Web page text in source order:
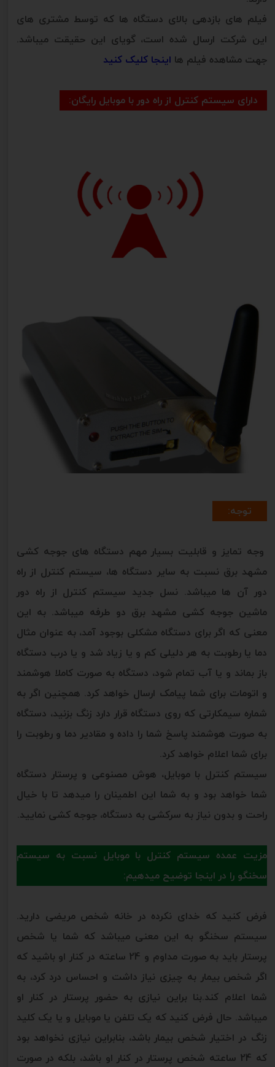
فیلم های بازدهی بالای دستگاه ها که توسط مشتری های
این شرکت ارسال شده است، گویای این حقیقت میباشد.
جهت مشاهده فیلم ها اینجا کلیک کنید
دارای سیستم کنترل از راه دور با موبایل رایگان:
توجه:
وجه تمایز و قابلیت بسیار مهم دستگاه های جوجه کشی
مشهد برق نسبت به سایر دستگاه ها، سیستم کنترل از راه
دور آن ها میباشد. نسل جدید سیستم کنترل از راه دور
ماشین جوجه کشی مشهد برق دو طرفه میباشد. به این
معنی که اگر برای دستگاه مشکلی بوجود آمد، به عنوان مثال
دما یا رطوبت به هر دلیلی کم و یا زیاد شد و یا درب دستگاه
باز بماند و یا آب تمام شود، دستگاه به صورت کاملا هوشمند
و اتومات برای شما پیامک ارسال خواهد کرد. همچنین اگر به
شماره سیمکارتی که روی دستگاه قرار دارد زنگ بزنید، دستگاه
به صورت هوشمند پاسخ شما را داده و مقادیر دما و رطوبت را
برای شما اعلام خواهد کرد.
سیستم کنترل با موبایل، هوش مصنوعی و پرستار دستگاه
شما خواهد بود و به شما این اطمینان را میدهد تا با خیال
راحت و بدون نیاز به سرکشی به دستگاه، جوجه کشی نمایید.
مزیت عمده سیستم کنترل با موبایل نسبت به سیستم
سخنگو را در اینجا توضیح میدهیم:
فرض کنید که خدای نکرده در خانه شخص مریضی دارید.
سیستم سخنگو به این معنی میباشد که شما یا شخص
پرستار باید به صورت مداوم و 24 ساعته در کنار او باشید که
اگر شخص بیمار به چیزی نیاز داشت و احساس درد کرد، به
شما اعلام کند.بنا براین نیازی به حضور پرستار در کنار او
میباشد. حال فرض کنید که یک تلفن یا موبایل و یا یک کلید
زنگ در اختیار شخص بیمار باشد، بنابراین نیازی نخواهد بود
که 24 ساعته شخص پرستار در کنار او باشد، بلکه در صورت